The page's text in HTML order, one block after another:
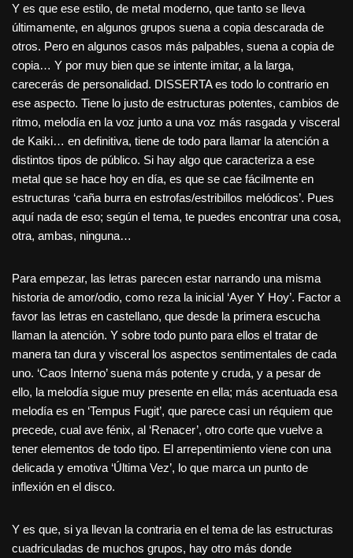
Y es que ese estilo, de metal moderno, que tanto se lleva
últimamente, en algunos grupos suena a copia descarada de
otros. Pero en algunos casos más palpables, suena a copia de
copia… Y por muy bien que se intente imitar, a la larga,
carecerás de personalidad. DISSERTA es todo lo contrario en
ese aspecto. Tiene lo justo de estructuras potentes, cambios de
ritmo, melodía en la voz junto a una voz más rasgada y visceral
de Kaiki… en definitiva, tiene de todo para llamar la atención a
distintos tipos de público. Si hay algo que caracteriza a ese
metal que se hace hoy en día, es que se cae fácilmente en
estructuras ‘caña burra en estrofas/estribillos melódicos’. Pues
aquí nada de eso; según el tema, te puedes encontrar una cosa,
otra, ambas, ninguna…
Para empezar, las letras parecen estar narrando una misma
historia de amor/odio, como reza la inicial ‘Ayer Y Hoy’. Factor a
favor las letras en castellano, que desde la primera escucha
llaman la atención. Y sobre todo punto para ellos el tratar de
manera tan dura y visceral los aspectos sentimentales de cada
uno. ‘Caos Interno’ suena más potente y cruda, y a pesar de
ello, la melodía sigue muy presente en ella; más acentuada esa
melodía es en ‘Tempus Fugit’, que parece casi un réquiem que
precede, cual ave fénix, al ‘Renacer’, otro corte que vuelve a
tener elementos de todo tipo. El arrepentimiento viene con una
delicada y emotiva ‘Última Vez’, lo que marca un punto de
inflexión en el disco.
Y es que, si ya llevan la contraria en el tema de las estructuras
cuadriculadas de muchos grupos, hay otro más donde